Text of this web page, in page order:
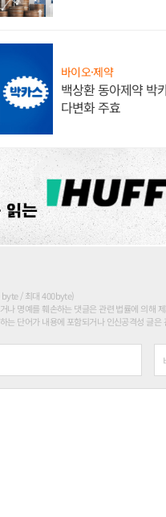
바이오·제약
백상환 동아제약 박
다변화 주효
byte / 최대 400byte)
나 명예를 훼손하는 댓글은 관련 법률에 의해
는 단어가 내용에 포함되거나 인신공격성 글